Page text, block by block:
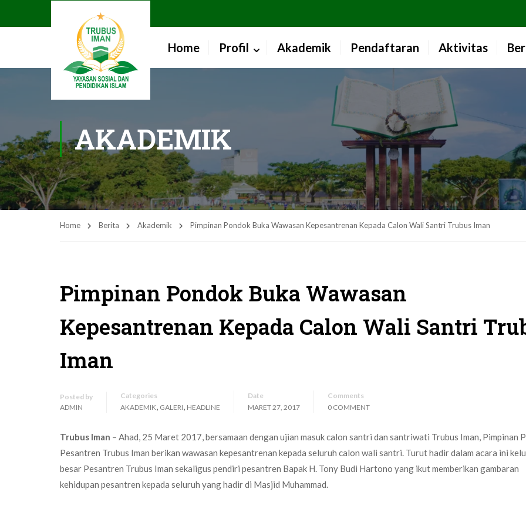
Home Profil Akademik Pendaftaran Aktivitas
AKADEMIK
Home Berita Akademik Pimpinan Pondok Buka Wawasan Kepesantrenan Kepada Calon Wali Santri Trubus Iman
Pimpinan Pondok Buka Wawasan
Kepesantrenan Kepada Calon Wali Santri
Iman
Posted by
ADMIN
Categories
AKADEMIK, GALERI, HEADLINE
Date
MARET 27, 2017
Comments
0 COMMENT
Trubus Iman – Ahad, 25 Maret 2017, bersamaan dengan ujian masuk calon santri dan santriwati Trubus Iman, Pimpinan
Pesantren Trubus Iman berikan wawasan kepesantrenan kepada seluruh calon wali santri. Turut hadir dalam acara ini
besar Pesantren Trubus Iman sekaligus pendiri pesantren Bapak H. Tony Budi Hartono yang ikut memberikan gambaran
kehidupan pesantren kepada seluruh yang hadir di Masjid Muhammad.